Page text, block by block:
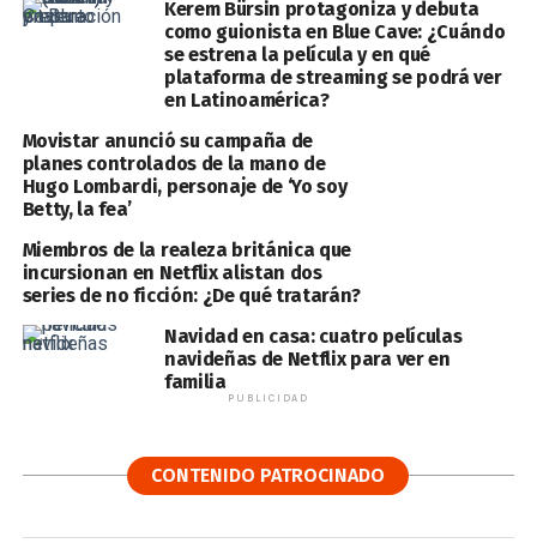
Kerem Bürsin protagoniza y debuta
como guionista en Blue Cave: ¿Cuándo
se estrena la película y en qué
plataforma de streaming se podrá ver
en Latinoamérica?
Movistar anunció su campaña de
planes controlados de la mano de
Hugo Lombardi, personaje de ‘Yo soy
Betty, la fea’
Miembros de la realeza británica que
incursionan en Netflix alistan dos
series de no ficción: ¿De qué tratarán?
Navidad en casa: cuatro películas
navideñas de Netflix para ver en
familia
PUBLICIDAD
CONTENIDO PATROCINADO